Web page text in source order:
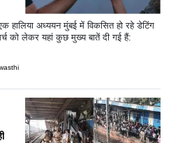
हालिया अध्ययन मुंबई में विकसित हो रहे डेटिंग
को लेकर यहां कुछ मुख्य बातें दी गई हैं: